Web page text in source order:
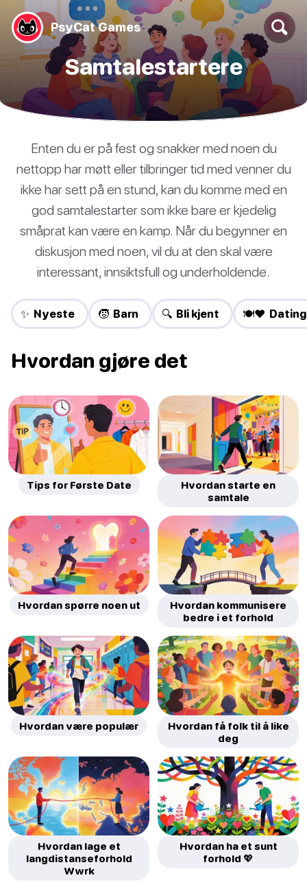
PsyCat Games
Samtalestartere
Enten du er på fest og snakker med noen du
nettopp har møtt eller tilbringer tid med venner du
ikke har sett på en stund, kan du komme med en
god samtalestarter som ikke bare er kjedelig
småprat kan være en kamp. Når du begynner en
diskusjon med noen, vil du at den skal være
interessant, innsiktsfull og underholdende.
✨ Nyeste 🧒 Barn 🔍 Bli kjent 🍽️❤️ Dating
Hvordan gjøre det
Tips for Første Date
Hvordan starte en
samtale
Hvordan spørre noen ut
Hvordan kommunisere
bedre i et forhold
Hvordan være populær
Hvordan få folk til å like
deg
Hvordan lage et
langdistanseforhold
Wwrk
Hvordan ha et sunt
forhold 💖